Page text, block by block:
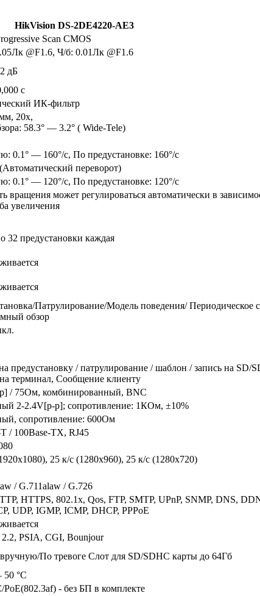
HikVision DS-2DE4220-AE3
Scan CMOS
@F1.6, Ч/б: 0.01Лк @F1.6
дБ
с
ИК-фильтр
20x,
58.3° — 3.2° ( Wide-Tele)
0.1° — 160°/с, По предустановке: 160°/с
переворот)
0.1° — 120°/с, По предустановке: 120°/с
вращения может регулироваться автоматически в
увеличения
32 предустановки каждая
Патрулирование/Модель поведения/ Периодическое
обзор
предустановку / патрулирование / шаблон / запись на SD/
терминал, Сообщение клиенту
/ 75Ом, комбинированный, BNC
2-2.4V[p-p]; сопротивление: 1КОм, ±10%
сопротивление: 600Ом
/ 100Base-TX, RJ45
25 к/с (1280x960), 25 к/с (1280x720)
/ G.711alaw / G.726
HTTPS, 802.1x, Qos, FTP, SMTP, UPnP, SNMP, DNS,
UDP, IGMP, ICMP, DHCP, PPPoE
PSIA, CGI, Bounjour
По тревоге Слот для SD/SDHC карты до 64Гб
50 °C
- без БП в комплекте